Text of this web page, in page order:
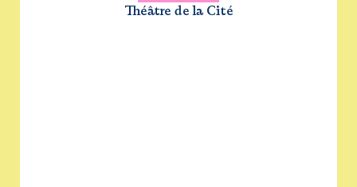
Théâtre de la Cité